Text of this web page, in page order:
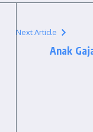
Next Article
Anak